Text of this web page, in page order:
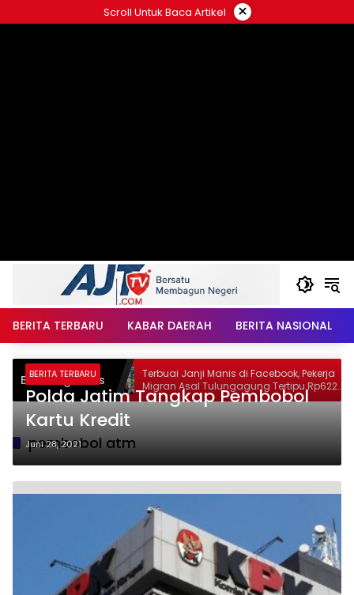
ke
Scroll Untuk Baca Artikel ×
BERITA TERBARU KABAR DAERAH BERITA NASIONAL
Breaking News
Berduka
Catur
yang
Terbuai Janji Manis di Facebook, Pekerja
Migran Asal Tulungagung Tertipu Rp622
Juta
pembobol atm
BERITA TERBARU
Polda Jatim Tangkap Pembobol
Kartu Kredit
Juni 28, 2021